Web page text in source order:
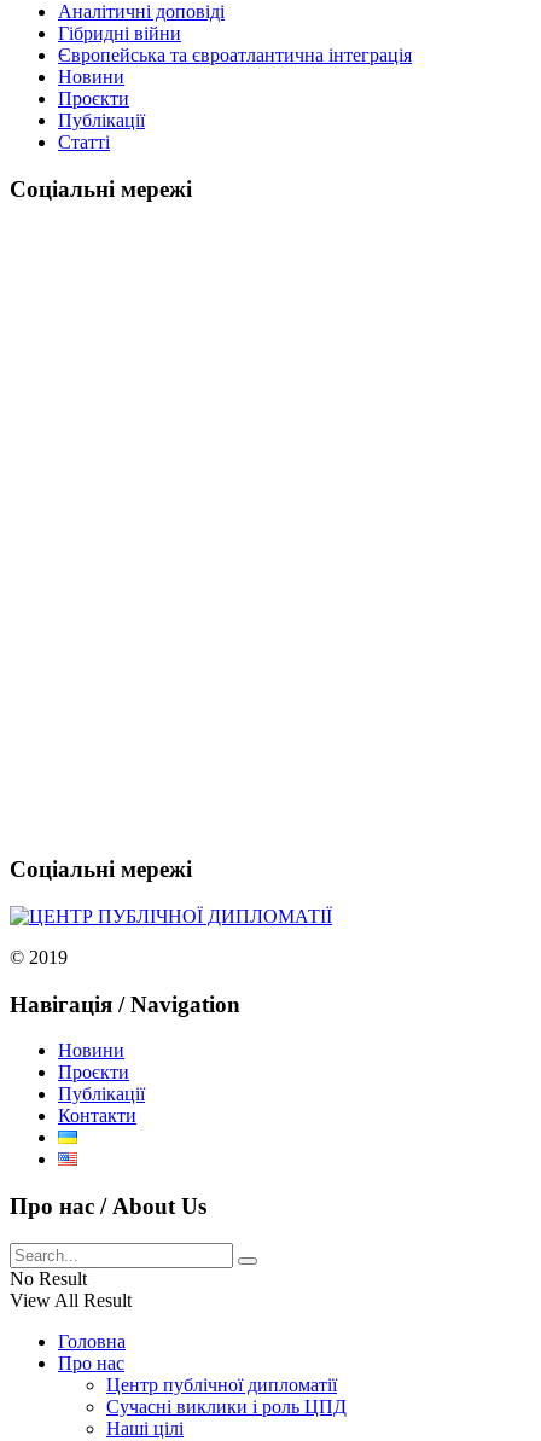
Аналітичні доповіді
Гібридні війни
Європейська та євроатлантична інтеграція
Новини
Проєкти
Публікації
Статті
Соціальні мережі
Соціальні мережі
© 2019
Навігація / Navigation
Новини
Проєкти
Публікації
Контакти
Про нас / About Us
No Result
View All Result
Головна
Про нас
Центр публічної дипломатії
Сучасні виклики і роль ЦПД
Наші цілі